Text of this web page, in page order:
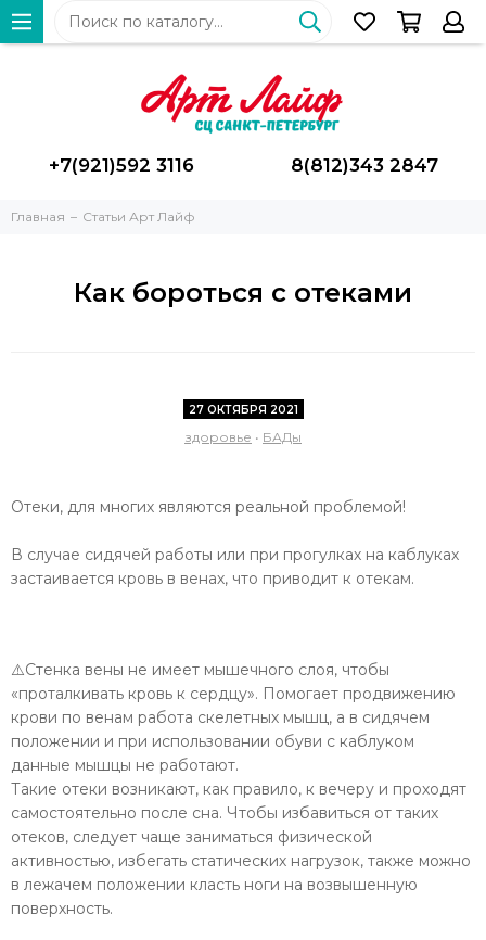
+7(921)592 3116 8(812)343 2847
Главная Статьи Арт Лайф
Как бороться с отеками
27 ОКТЯБРЯ 2021
здоровье • БАДы
Отеки, для многих являются реальной проблемой!
В случае сидячей работы или при прогулках на каблуках
застаивается кровь в венах, что приводит к отекам.
⚠️Стенка вены не имеет мышечного слоя, чтобы
«проталкивать кровь к сердцу». Помогает продвижению
крови по венам работа скелетных мышц, а в сидячем
положении и при использовании обуви с каблуком
данные мышцы не работают.
Такие отеки возникают, как правило, к вечеру и проходят
самостоятельно после сна. Чтобы избавиться от таких
отеков, следует чаще заниматься физической
активностью, избегать статических нагрузок, также можно
в лежачем положении класть ноги на возвышенную
поверхность.